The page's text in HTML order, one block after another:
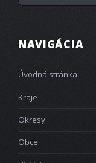
NAVIGÁCIA
Úvodná stránka
Kraje
Okresy
Obce